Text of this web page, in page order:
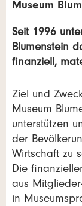
Museum
Seit 1996
Blumenstein
finanziell,
Ziel und
Museum
unterstützen
der
Wirtschaft zu
Die
aus
in